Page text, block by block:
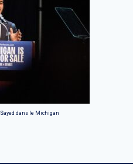
dans le Michigan